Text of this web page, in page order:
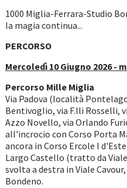
1000 Miglia-Ferrara-Studio
la magia continua...
PERCORSO
Mercoledì 10 Giugno 2026 -
Percorso Mille Miglia
Via Padova (località
Bentivoglio, via F.lli Rosselli,
Azzo Novello, via Orlando
all'incrocio con Corso Porta
ancora in Corso Ercole I
Largo Castello (tratto da Viale
svolta a destra in Viale
Bondeno.